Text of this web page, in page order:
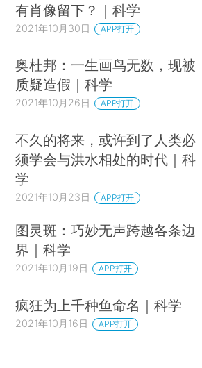
有肖像留下？｜科学
2021年10月30日 APP打开
奥杜邦：一生画鸟无数，现被
质疑造假｜科学
2021年10月26日 APP打开
不久的将来，或许到了人类必
须学会与洪水相处的时代｜科
学
2021年10月23日 APP打开
图灵斑：巧妙无声跨越各条边
界｜科学
2021年10月19日 APP打开
疯狂为上千种鱼命名｜科学
2021年10月16日 APP打开